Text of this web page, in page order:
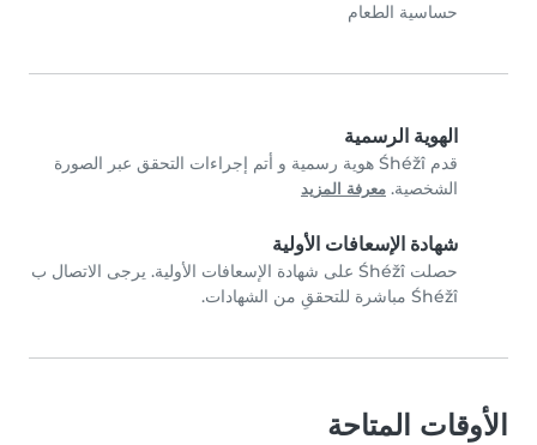
حساسية الطعام
الهوية الرسمية
قدم Śhéžî هوية رسمية و أتم إجراءات التحقق عبر الصورة
الشخصية. معرفة المزيد
شهادة الإسعافات الأولية
حصلت Śhéžî على شهادة الإسعافات الأولية. يرجى الاتصال ب
Śhéžî مباشرة للتحققِ من الشهادات.
الأوقات المتاحة